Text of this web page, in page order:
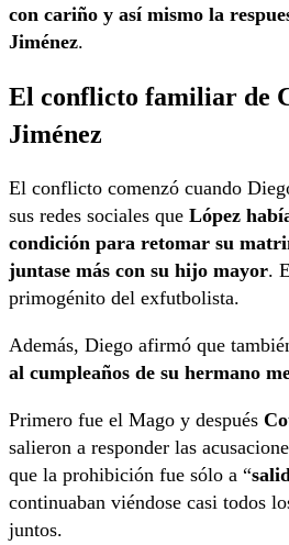
con cariño y así mismo la
Jiménez.
El conflicto familiar de
Jiménez
El conflicto comenzó cuando
sus redes sociales que López
condición para retomar su
juntase más con su hijo mayor.
primogénito del exfutbolista.
Además, Diego afirmó que
al cumpleaños de su hermano
Primero fue el Mago y después
salieron a responder las
que la prohibición fue sólo a “
continuaban viéndose casi todos
juntos.